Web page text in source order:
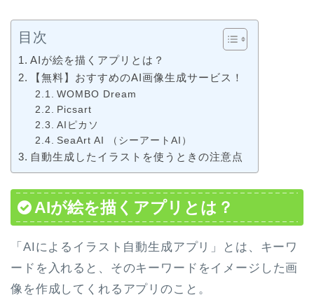
目次
AIが絵を描くアプリとは？
【無料】おすすめのAI画像生成サービス！
WOMBO Dream
Picsart
AIピカソ
SeaArt AI （シーアートAI）
自動生成したイラストを使うときの注意点
AIが絵を描くアプリとは？
「AIによるイラスト自動生成アプリ」とは、キーワ
ードを入れると、そのキーワードをイメージした画
像を作成してくれるアプリのこと。